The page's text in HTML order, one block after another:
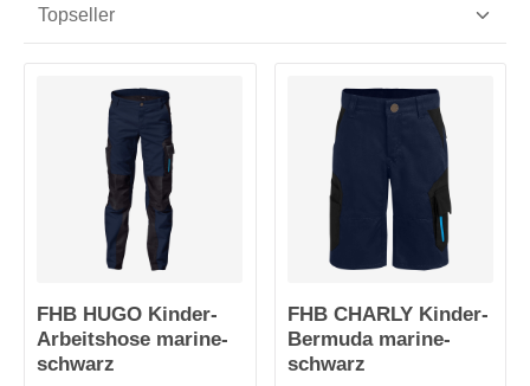
FHB HUGO Kinder-
Arbeitshose marine-
schwarz
FHB CHARLY Kinder-
Bermuda marine-
schwarz